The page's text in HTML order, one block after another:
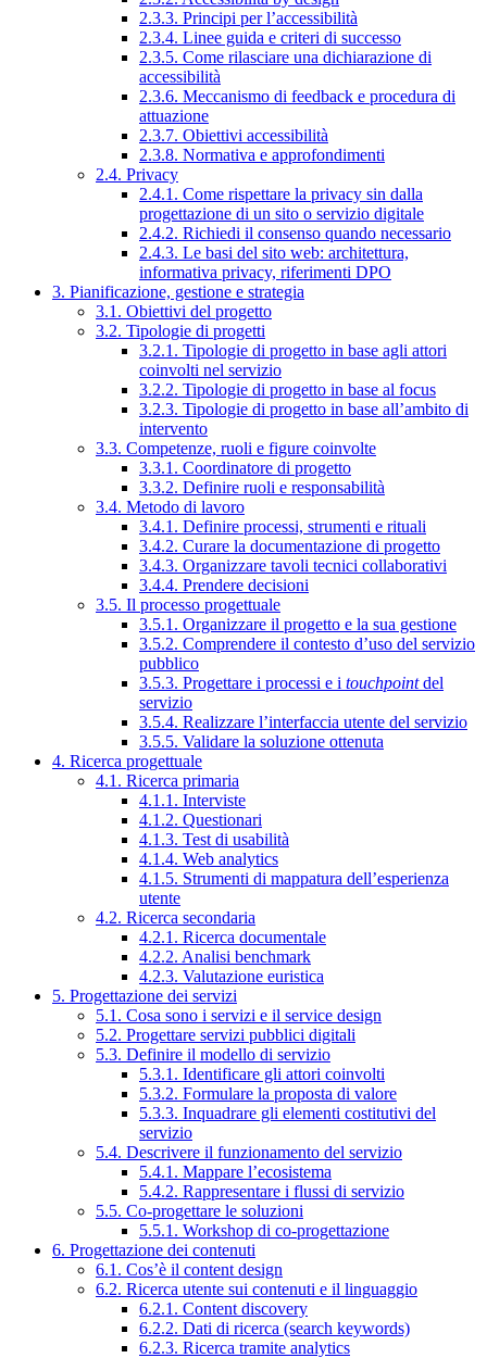
2.3.3. Principi per l’accessibilità
2.3.4. Linee guida e criteri di successo
2.3.5. Come rilasciare una dichiarazione di
accessibilità
2.3.6. Meccanismo di feedback e procedura di
attuazione
2.3.7. Obiettivi accessibilità
2.3.8. Normativa e approfondimenti
2.4. Privacy
2.4.1. Come rispettare la privacy sin dalla
progettazione di un sito o servizio digitale
2.4.2. Richiedi il consenso quando necessario
2.4.3. Le basi del sito web: architettura,
informativa privacy, riferimenti DPO
3. Pianificazione, gestione e strategia
3.1. Obiettivi del progetto
3.2. Tipologie di progetti
3.2.1. Tipologie di progetto in base agli attori
coinvolti nel servizio
3.2.2. Tipologie di progetto in base al focus
3.2.3. Tipologie di progetto in base all’ambito di
intervento
3.3. Competenze, ruoli e figure coinvolte
3.3.1. Coordinatore di progetto
3.3.2. Definire ruoli e responsabilità
3.4. Metodo di lavoro
3.4.1. Definire processi, strumenti e rituali
3.4.2. Curare la documentazione di progetto
3.4.3. Organizzare tavoli tecnici collaborativi
3.4.4. Prendere decisioni
3.5. Il processo progettuale
3.5.1. Organizzare il progetto e la sua gestione
3.5.2. Comprendere il contesto d’uso del servizio
pubblico
3.5.3. Progettare i processi e i touchpointdel
servizio
3.5.4. Realizzare l’interfaccia utente del servizio
3.5.5. Validare la soluzione ottenuta
4. Ricerca progettuale
4.1. Ricerca primaria
4.1.1. Interviste
4.1.2. Questionari
4.1.3. Test di usabilità
4.1.4. Web analytics
4.1.5. Strumenti di mappatura dell’esperienza
utente
4.2. Ricerca secondaria
4.2.1. Ricerca documentale
4.2.2. Analisi benchmark
4.2.3. Valutazione euristica
5. Progettazione dei servizi
5.1. Cosa sono i servizi e il service design
5.2. Progettare servizi pubblici digitali
5.3. Definire il modello di servizio
5.3.1. Identificare gli attori coinvolti
5.3.2. Formulare la proposta di valore
5.3.3. Inquadrare gli elementi costitutivi del
servizio
5.4. Descrivere il funzionamento del servizio
5.4.1. Mappare l’ecosistema
5.4.2. Rappresentare i flussi di servizio
5.5. Co-progettare le soluzioni
5.5.1. Workshop di co-progettazione
6. Progettazione dei contenuti
6.1. Cos’è il content design
6.2. Ricerca utente sui contenuti e il linguaggio
6.2.1. Content discovery
6.2.2. Dati di ricerca (search keywords)
6.2.3. Ricerca tramite analytics